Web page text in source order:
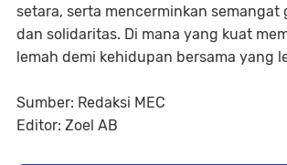
setara, serta mencerminkan semangat
dan solidaritas. Di mana yang kuat
lemah demi kehidupan bersama yang
Sumber: Redaksi MEC
Editor: Zoel AB